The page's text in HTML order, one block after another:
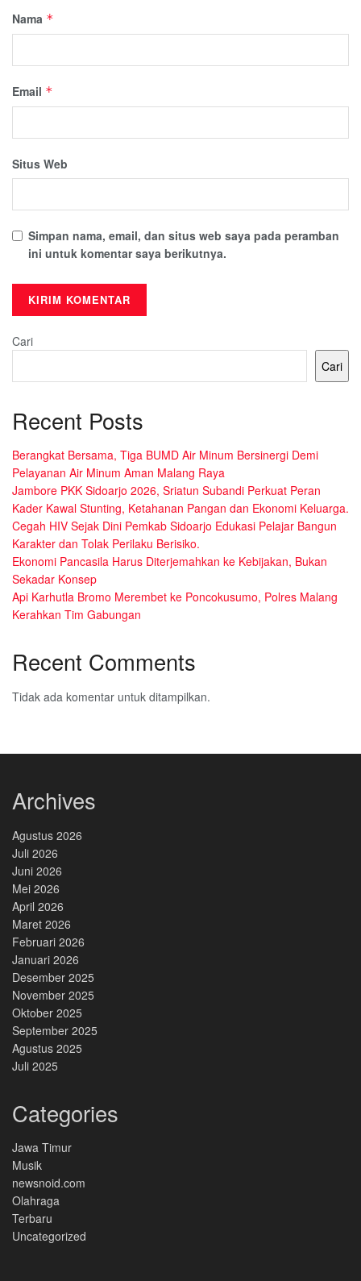
Nama *
Email *
Situs Web
Simpan nama, email, dan situs web saya pada peramban
ini untuk komentar saya berikutnya.
Cari
Cari
Recent Posts
Berangkat Bersama, Tiga BUMD Air Minum Bersinergi Demi
Pelayanan Air Minum Aman Malang Raya
Jambore PKK Sidoarjo 2026, Sriatun Subandi Perkuat Peran
Kader Kawal Stunting, Ketahanan Pangan dan Ekonomi Keluarga.
Cegah HIV Sejak Dini Pemkab Sidoarjo Edukasi Pelajar Bangun
Karakter dan Tolak Perilaku Berisiko.
Ekonomi Pancasila Harus Diterjemahkan ke Kebijakan, Bukan
Sekadar Konsep
Api Karhutla Bromo Merembet ke Poncokusumo, Polres Malang
Kerahkan Tim Gabungan
Recent Comments
Tidak ada komentar untuk ditampilkan.
Archives
Agustus 2026
Juli 2026
Juni 2026
Mei 2026
April 2026
Maret 2026
Februari 2026
Januari 2026
Desember 2025
November 2025
Oktober 2025
September 2025
Agustus 2025
Juli 2025
Categories
Jawa Timur
Musik
newsnoid.com
Olahraga
Terbaru
Uncategorized